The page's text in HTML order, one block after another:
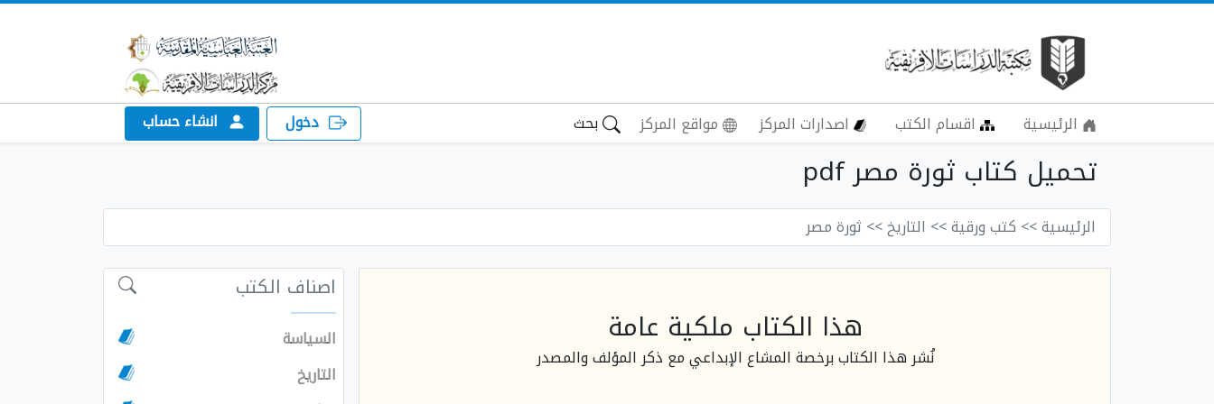
الرئيسية اقسام الكتب اصدارات المركز مواقع المركز بحث دخول انشاء حساب
تحميل كتاب ثورة مصر pdf
الرئيسية>> كتب ورقية>> التاريخ>> ثورة مصر
هذا الكتاب ملكية عامة
نُشر هذا الكتاب برخصة المشاع الإبداعي مع ذكر المؤلف والمصدر
اصناف الكتب
السياسة
التاريخ